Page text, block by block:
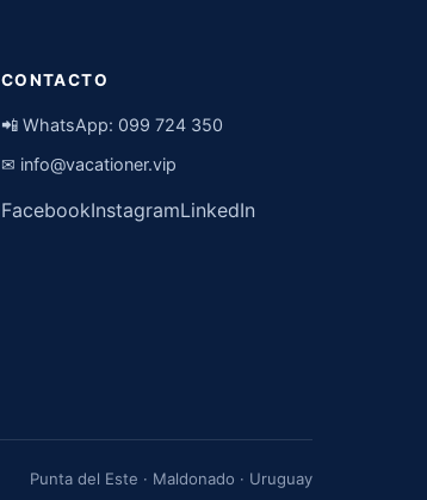
CONTACTO
📲 WhatsApp: 099 724 350
✉ info@vacationer.vip
FacebookInstagramLinkedIn
Punta del Este · Maldonado · Uruguay